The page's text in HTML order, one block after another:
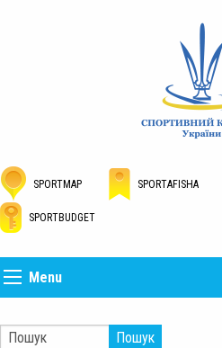
SPORTMAP SPORTAFISHA
SPORTBUDGET
Menu
Пошук